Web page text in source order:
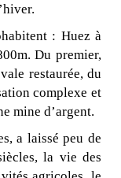
: Huez à
Du premier,
restaurée, du
complexe et
mine d’argent.
a laissé peu de
la vie des